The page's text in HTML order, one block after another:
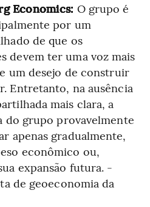
Economics: O grupo é
por um
de que os
devem ter uma voz mais
um desejo de construir
Entretanto, na ausência
mais clara, a
do grupo provavelmente
apenas gradualmente,
econômico ou,
expansão futura. -
de geoeconomia da